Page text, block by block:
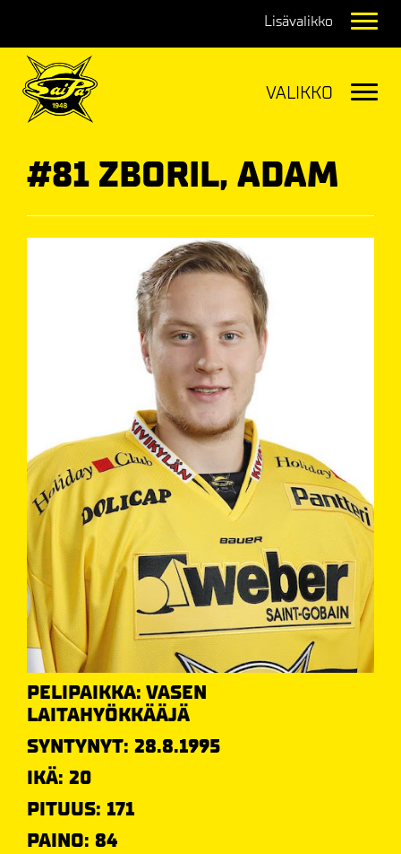
#81 ZBORIL, ADAM
PELIPAIKKA: VASEN
LAITAHYÖKKÄÄJÄ
SYNTYNYT: 28.8.1995
IKÄ: 20
PITUUS: 171
PAINO: 84